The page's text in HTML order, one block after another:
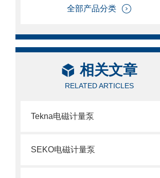
全部产品分类
相关文章
RELATED ARTICLES
Tekna电磁计量泵
SEKO电磁计量泵